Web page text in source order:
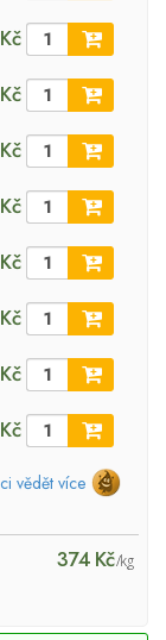
vědět více
374 Kč/kg